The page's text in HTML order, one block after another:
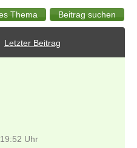
Letzter Beitrag
19:52 Uhr